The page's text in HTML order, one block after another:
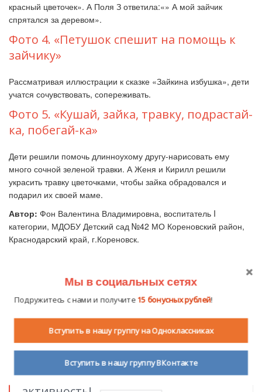
красный цветочек». А Поля З ответила:«» А мой зайчик
спрятался за деревом».
Фото 4. «Петушок спешит на помощь к
зайчику»
Рассматривая иллюстрации к сказке «Зайкина избушка», дети
учатся сочувствовать, сопереживать.
Фото 5. «Кушай, зайка, травку, подрастай-
ка, побегай-ка»
Дети решили помочь длинноухому другу-нарисовать ему
много сочной зеленой травки. А Женя и Кирилл решили
украсить травку цветочками, чтобы зайка обрадовался и
подарил их своей маме.
Автор: Фон Валентина Владимировна, воспитатель I
категории, МДОБУ Детский сад №42 МО Кореновский район,
Краснодарский край, г.Кореновск.
4.7 из 5 звезд
баллов: 14)
Фон Валентина
Владимировна
Получайте бонусные рубли за вашу
Мы в социальных сетях
Подружитесь с нами и получите15 бонусных рублей!
Вступить в нашу группу на Одноклассниках
Вступить в нашу группу ВКонтакте